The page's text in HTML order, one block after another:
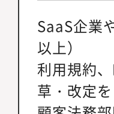
SaaS企業
以上）
利用規約
草・改定